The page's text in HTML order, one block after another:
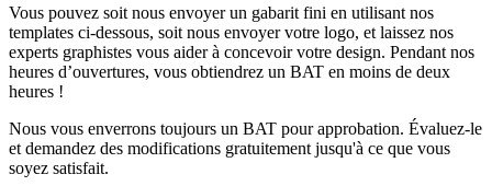
livraison qui vous conviennent
Que vous ayez besoin d’une petite série ou d’une commande plus
importante, vous pouvez choisir la quantité adaptée à votre
entreprise. Commencez avec une quantité pratique pour votre
première commande de sacs à emporter personnalisés, ou augmentez
le volume si vous avez régulièrement besoin de plus de sacs pour
votre activité food-to-go.
Vous pouvez soit nous envoyer un gabarit fini en utilisant nos
templates ci-dessous, soit nous envoyer votre logo, et laissez nos
experts graphistes vous aider à concevoir votre design. Pendant nos
heures d’ouvertures, vous obtiendrez un BAT en moins de deux
heures !
Nous vous enverrons toujours un BAT pour approbation. Évaluez-le
et demandez des modifications gratuitement jusqu'à ce que vous
soyez satisfait.